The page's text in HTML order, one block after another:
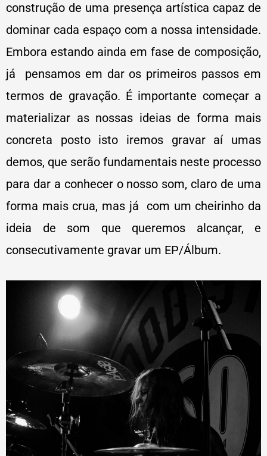
construção de uma presença artística capaz de
dominar cada espaço com a nossa intensidade.
Embora estando ainda em fase de composição,
já pensamos em dar os primeiros passos em
termos de gravação. É importante começar a
materializar as nossas ideias de forma mais
concreta posto isto iremos gravar aí umas
demos, que serão fundamentais neste processo
para dar a conhecer o nosso som, claro de uma
forma mais crua, mas já com um cheirinho da
ideia de som que queremos alcançar, e
consecutivamente gravar um EP/Álbum.